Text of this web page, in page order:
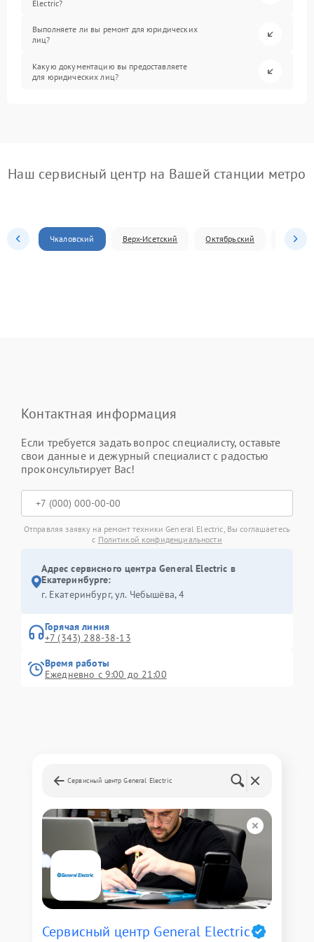
Electric?
Выполняете ли вы ремонт для юридических
лиц?
Какую документацию вы предоставляете
для юридических лиц?
Наш сервисный центр на Вашей станции метро
Чкаловский Верх-Исетский Октябрьский
Контактная информация
Если требуется задать вопрос специалисту, оставьте
свои данные и дежурный специалист с радостью
проконсультирует Вас!
Отправляя заявку на ремонт техники General Electric, Вы соглашаетесь
с Политикой конфиденциальности
Адрес сервисного центра General Electric в
Екатеринбурге:
г. Екатеринбург, ул. Чебышёва, 4
Горячая линия
+7 (343) 288-38-13
Время работы
Ежедневно с 9:00 до 21:00
Сервисный центр General Electric
Сервисный центр General Electric